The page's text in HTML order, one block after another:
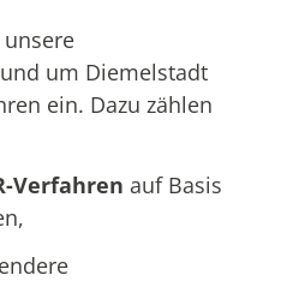
unsere
um Diemelstadt
ein. Dazu zählen
Verfahren auf Basis